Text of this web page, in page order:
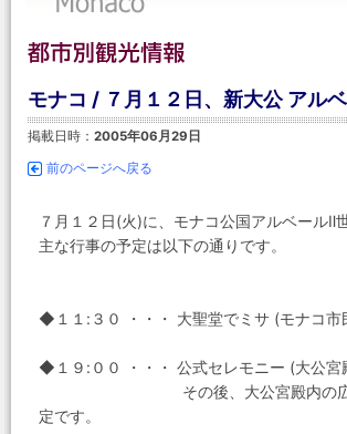
モナコ / ７月１２日、新大公 アル
掲載日時： 2005年06月29日
前のページへ戻る
７月１２日(火)に、モナコ公国アルベール
主な行事の予定は以下の通りです。
◆１１:３０ ・・・ 大聖堂でミサ (モナコ市
◆１９:００ ・・・ 公式セレモニー (大公宮
その後、大公宮殿内の広場でアル
定です。